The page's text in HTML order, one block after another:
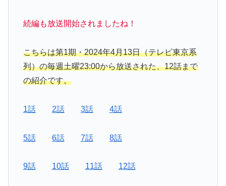
続編も放送開始されましたね！
こちらは第1期・2024年4月13日（テレビ東京系
列）の毎週土曜23:00から放送された、12話まで
の紹介です。
1話 2話 3話 4話
5話 6話 7話 8話
9話 10話 11話 12話